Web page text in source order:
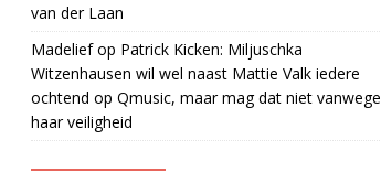
van der Laan
Madeliefop Patrick Kicken: Miljuschka
Witzenhausen wil wel naast Mattie Valk iedere
ochtend op Qmusic, maar mag dat niet vanwege
haar veiligheid